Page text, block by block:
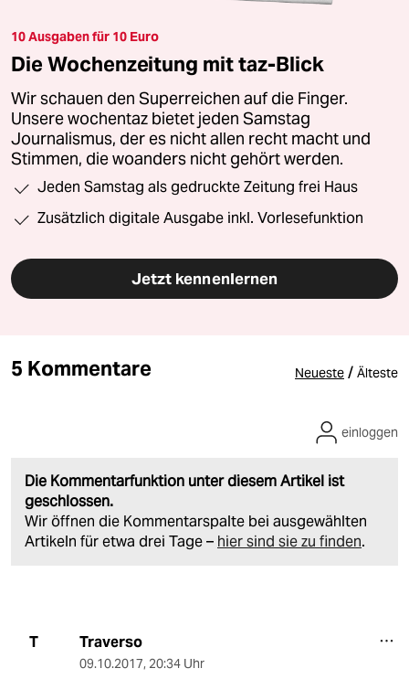
10 Ausgaben für 10 Euro
Die Wochenzeitung mit taz-Blick
Wir schauen den Superreichen auf die Finger.
Unsere wochentaz bietet jeden Samstag
Journalismus, der es nicht allen recht macht und
Stimmen, die woanders nicht gehört werden.
Jeden Samstag als gedruckte Zeitung frei Haus
Zusätzlich digitale Ausgabe inkl. Vorlesefunktion
Jetzt kennenlernen
5 Kommentare Neueste / Älteste
Die Kommentarfunktion unter diesem Artikel ist
geschlossen.
Wir öffnen die Kommentarspalte bei ausgewählten
Artikeln für etwa drei Tage – hier sind sie zu finden.
einloggen
T Traverso
09.10.2017, 20:34 Uhr